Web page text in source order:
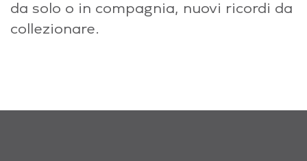
da solo o in compagnia, nuovi ricordi da
collezionare.